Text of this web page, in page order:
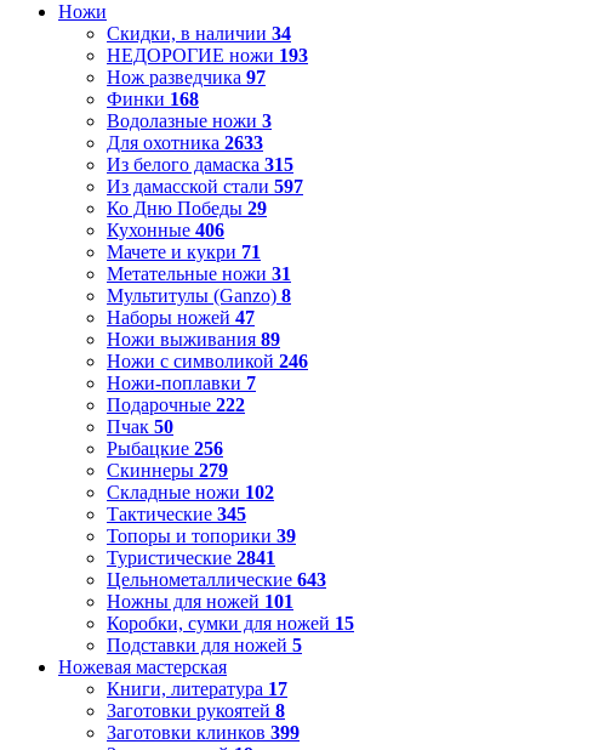
Ножи
Скидки, в наличии 34
НЕДОРОГИЕ ножи 193
Нож разведчика 97
Финки 168
Водолазные ножи 3
Для охотника 2633
Из белого дамаска 315
Из дамасской стали 597
Ко Дню Победы 29
Кухонные 406
Мачете и кукри 71
Метательные ножи 31
Мультитулы (Ganzo) 8
Наборы ножей 47
Ножи выживания 89
Ножи с символикой 246
Ножи-поплавки 7
Подарочные 222
Пчак 50
Рыбацкие 256
Скиннеры 279
Складные ножи 102
Тактические 345
Топоры и топорики 39
Туристические 2841
Цельнометаллические 643
Ножны для ножей 101
Коробки, сумки для ножей 15
Подставки для ножей 5
Ножевая мастерская
Книги, литература 17
Заготовки рукоятей 8
Заготовки клинков 399